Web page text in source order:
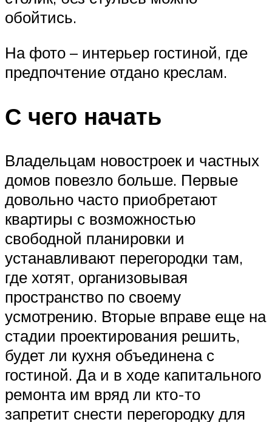
обойтись.
На фото – интерьер гостиной, где
предпочтение отдано креслам.
С чего начать
Владельцам новостроек и частных
домов повезло больше. Первые
довольно часто приобретают
квартиры с возможностью
свободной планировки и
устанавливают перегородки там,
где хотят, организовывая
пространство по своему
усмотрению. Вторые вправе еще на
стадии проектирования решить,
будет ли кухня объединена с
гостиной. Да и в ходе капитального
ремонта им вряд ли кто-то
запретит снести перегородку для